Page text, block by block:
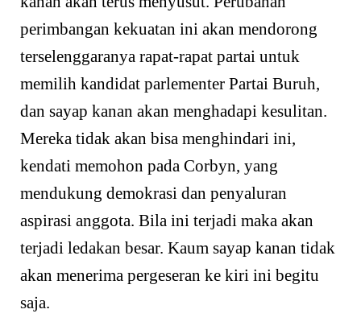
perimbangan kekuatan ini akan mendorong
terselenggaranya rapat-rapat partai untuk
memilih kandidat parlementer Partai Buruh,
dan sayap kanan akan menghadapi kesulitan.
Mereka tidak akan bisa menghindari ini,
kendati memohon pada Corbyn, yang
mendukung demokrasi dan penyaluran
aspirasi anggota. Bila ini terjadi maka akan
terjadi ledakan besar. Kaum sayap kanan tidak
akan menerima pergeseran ke kiri ini begitu
saja.